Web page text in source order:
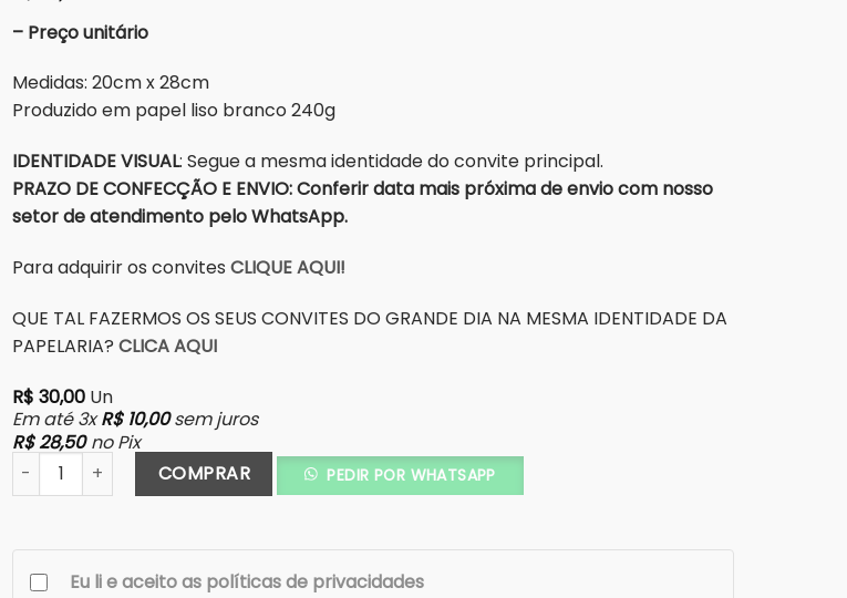
– Preço unitário
Medidas: 20cm x 28cm
Produzido em papel liso branco 240g
IDENTIDADE VISUAL: Segue a mesma identidade do convite principal.
PRAZO DE CONFECÇÃO E ENVIO: Conferir data mais próxima de envio com nosso
setor de atendimento pelo WhatsApp.
Para adquirir os convites CLIQUE AQUI!
QUE TAL FAZERMOS OS SEUS CONVITES DO GRANDE DIA NA MESMA IDENTIDADE DA
PAPELARIA? CLICA AQUI
R$ 30,00Un
Em até 3xR$10,00sem juros
R$28,50 no Pix
Menu Bar quantidadeCOMPRAR PEDIR POR WHATSAPP
Eu li e aceito as políticas de privacidades